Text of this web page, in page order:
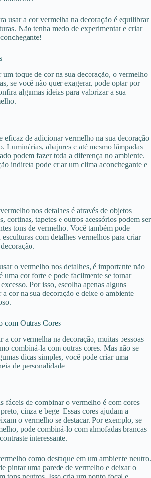
usar a cor vermelha na decoração é equilibrar
Não tenha medo de experimentar e criar
um toque de cor na sua decoração, o vermelho
se você não quer exagerar, pode optar por
algumas ideias para valorizar a sua
eficaz de adicionar vermelho na sua decoração
Luminárias, abajures e até mesmo lâmpadas
podem fazer toda a diferença no ambiente.
indireta pode criar um clima aconchegante e
nos detalhes é através de objetos
cortinas, tapetes e outros acessórios podem ser
tons de vermelho. Você também pode
com detalhes vermelhos para criar
o vermelho nos detalhes, é importante não
uma cor forte e pode facilmente se tornar
Por isso, escolha apenas alguns
a cor na sua decoração e deixe o ambiente
com Outras Cores
a cor vermelha na decoração, muitas pessoas
combiná-la com outras cores. Mas não se
dicas simples, você pode criar uma
de personalidade.
fáceis de combinar o vermelho é com cores
cinza e bege. Essas cores ajudam a
o vermelho se destacar. Por exemplo, se
pode combiná-lo com almofadas brancas
interessante.
como destaque em um ambiente neutro.
pintar uma parede de vermelho e deixar o